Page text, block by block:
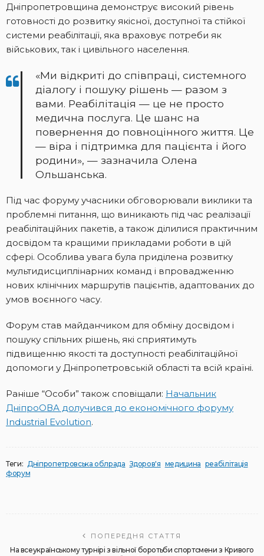
Дніпропетровщина демонструє високий рівень
готовності до розвитку якісної, доступної та стійкої
системи реабілітації, яка враховує потреби як
військових, так і цивільного населення.
«Ми відкриті до співпраці, системного
діалогу і пошуку рішень — разом з
вами. Реабілітація — це не просто
медична послуга. Це шанс на
повернення до повноцінного життя. Це
— віра і підтримка для пацієнта і його
родини», — зазначила Олена
Ольшанська.
Під час форуму учасники обговорювали виклики та
проблемні питання, що виникають під час реалізації
реабілітаційних пакетів, а також ділилися практичним
досвідом та кращими прикладами роботи в цій
сфері. Особлива увага була приділена розвитку
мультидисциплінарних команд і впровадженню
нових клінічних маршрутів пацієнтів, адаптованих до
умов воєнного часу.
Форум став майданчиком для обміну досвідом і
пошуку спільних рішень, які сприятимуть
підвищенню якості та доступності реабілітаційної
допомоги у Дніпропетровській області та всій країні.
Раніше “Особи” також сповіщали: Начальник
ДніпроОВА долучився до економічного форуму
Industrial Evolution.
Теги: Дніпропетровська облрада Здоров'я медицина реабілітація
форум
ПОПЕРЕДНЯ СТАТТЯ
На всеукраїнському турнірі з вільної боротьби спортсмени з Кривого